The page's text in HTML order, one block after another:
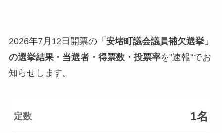
2026年7月12日開票の「安堵町議会議員補欠選挙」
の選挙結果・当選者・得票数・投票率を"速報"でお
知らせします。
定数 1名